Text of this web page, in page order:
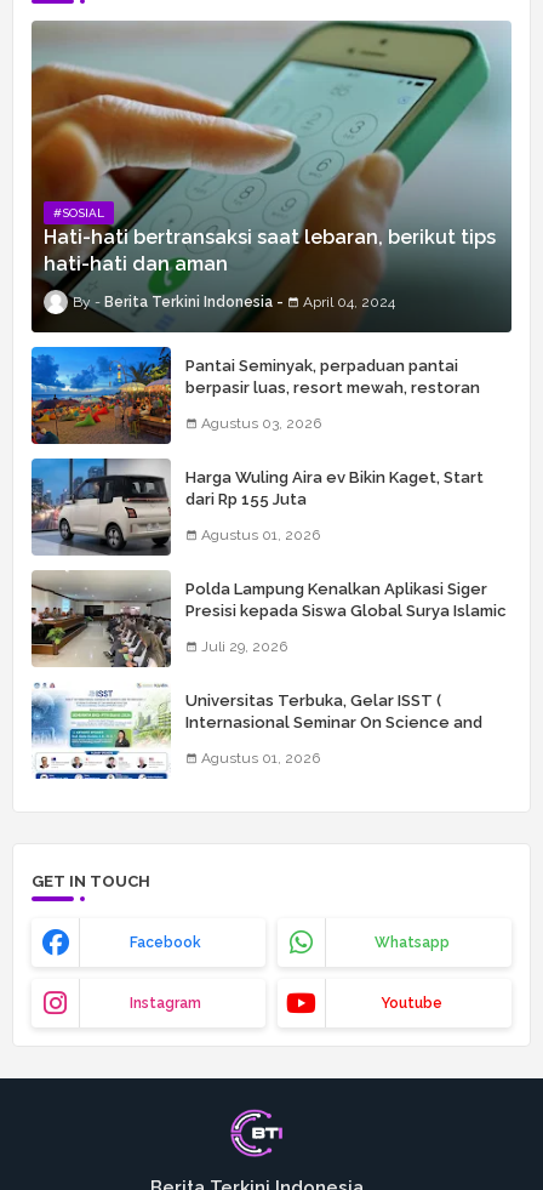
#SOSIAL
Hati-hati bertransaksi saat lebaran, berikut tips
hati-hati dan aman
Berita Terkini Indonesia April 04, 2024
Pantai Seminyak, perpaduan pantai
berpasir luas, resort mewah, restoran
Agustus 03, 2026
Harga Wuling Aira ev Bikin Kaget, Start
dari Rp 155 Juta
Agustus 01, 2026
Polda Lampung Kenalkan Aplikasi Siger
Presisi kepada Siswa Global Surya Islamic
Juli 29, 2026
Universitas Terbuka, Gelar ISST (
Internasional Seminar On Science and
Agustus 01, 2026
GET IN TOUCH
Facebook Whatsapp
Instagram Youtube